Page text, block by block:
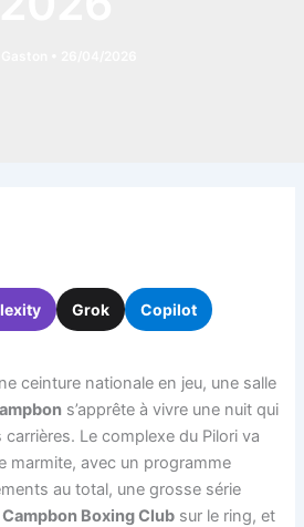
Grok Copilot
ceinture nationale en jeu, une salle
s’apprête à vivre une nuit qui
Le complexe du Pilori va
marmite, avec un programme
au total, une grosse série
Campbon Boxing Club sur le ring, et